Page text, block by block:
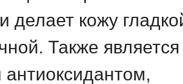
делает кожу
Также является